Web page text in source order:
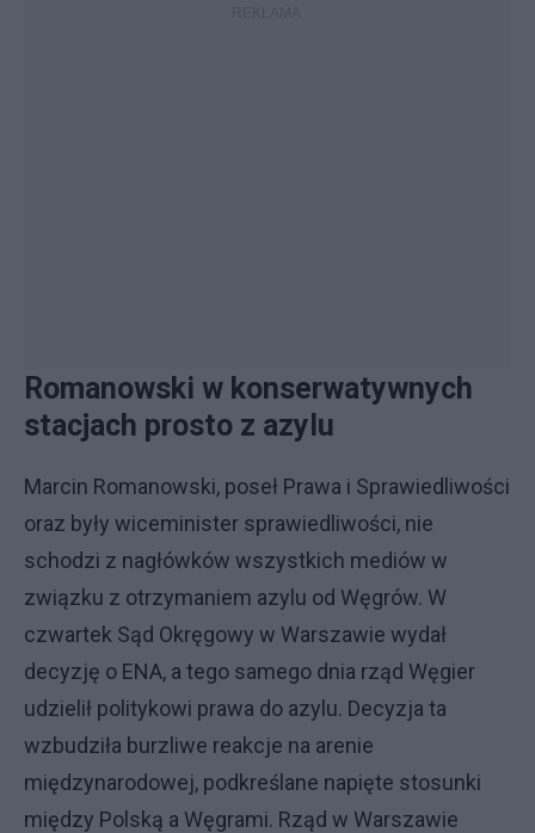
Romanowski w konserwatywnych
stacjach prosto z azylu
Marcin Romanowski, poseł Prawa i Sprawiedliwości
oraz były wiceminister sprawiedliwości, nie
schodzi z nagłówków wszystkich mediów w
związku z otrzymaniem azylu od Węgrów. W
czwartek Sąd Okręgowy w Warszawie wydał
decyzję o ENA, a tego samego dnia rząd Węgier
udzielił politykowi prawa do azylu. Decyzja ta
wzbudziła burzliwe reakcje na arenie
międzynarodowej, podkreślane napięte stosunki
między Polską a Węgrami. Rząd w Warszawie